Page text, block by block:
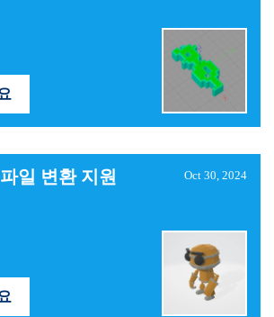
일 변환 지원
Oct 30, 2024